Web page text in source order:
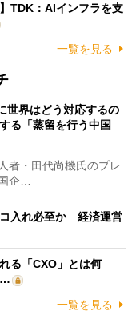
TDK：AIインフラを支
一覧を見る
世界はどう対応するの
る「蒸留を行う中国
者・田代尚機氏のプレ
企…
入れ必至か 経済運営
る「CXO」とは何
…
一覧を見る